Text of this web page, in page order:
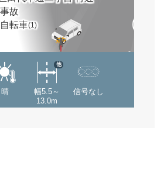
故
自転車(1)
晴
幅5.5～
13.0m
他
信号なし